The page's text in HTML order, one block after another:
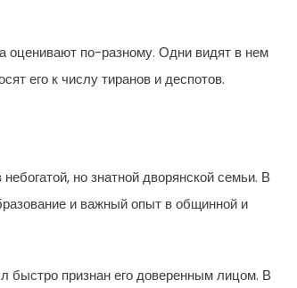
оценивают по-разному. Одни видят в нем
его к числу тиранов и деспотов.
но знатной дворянской семьи. В
и важный опыт в общинной и
быстро признан его доверенным лицом. В